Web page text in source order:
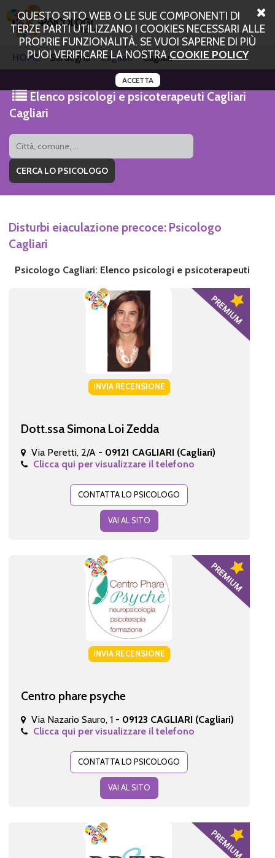
QUESTO SITO WEB O LE SUE COMPONENTI DI
TERZE PARTI UTILIZZANO I COOKIES NECESSARI ALLE
PROPRIE FUNZIONALITÀ. SE VUOI SAPERNE DI PIÙ
PUOI VERIFICARE LA NOSTRACOOKIE POLICY
ACCETTA
HOME Sardegna Cagliari Cagliari
Elenco psicologi e psicoterapeuti Cagliari
Cagliari
Disturbi eiaculazione precoce: Psicologo
Cagliari
Psicologo Cagliari: Elenco psicologi e psicoterapeuti
INVIA RECENSIONE
Dott.ssa Simona Loi Zedda
Via Peretti, 2/A - 09121 CAGLIARI (Cagliari)
Clicca qui per visualizzare il telefono
CONTATTA LO PSICOLOGO
VAI AL SITO
INVIA RECENSIONE
Centro phare psyche
Via Nazario Sauro, 1 - 09123 CAGLIARI (Cagliari)
Clicca qui per visualizzare il telefono
CONTATTA LO PSICOLOGO
VAI AL SITO